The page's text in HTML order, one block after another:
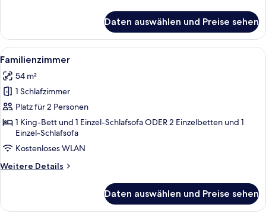
Level
Premium
Room
Daten auswählen und Preise sehen
Alle
Fotos
für
Familienzimmer
anzeigen
Ein modernes Hotelzimmer mit
5
Familienzimmer
54 m²
1 Schlafzimmer
Platz für 2 Personen
1 King-Bett und 1 Einzel-Schlafsofa ODER 2 Einzelbetten und 1
Einzel-Schlafsofa
Kostenloses WLAN
Weitere Details
Weitere
Daten auswählen und Preise sehen